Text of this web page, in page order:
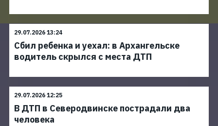
29.07.2026 13:24
Сбил ребенка и уехал: в Архангельске
водитель скрылся с места ДТП
29.07.2026 12:25
В ДТП в Северодвинске пострадали два
человека